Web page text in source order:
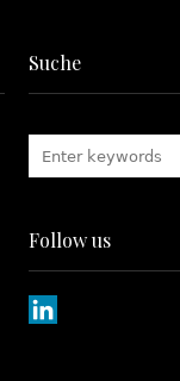
Suche
Follow us